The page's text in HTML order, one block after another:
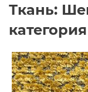
Ткань: Шенилл - Marselle